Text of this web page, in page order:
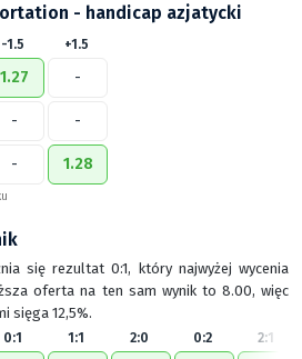
- handicap azjatycki
-1.5 +1.5
1.27 -
- -
- 1.28
się rezultat 0:1, który najwyżej wycenia
oferta na ten sam wynik to 8.00, więc
sięga 12,5%.
0:1 1:1 2:0 0:2 2:1